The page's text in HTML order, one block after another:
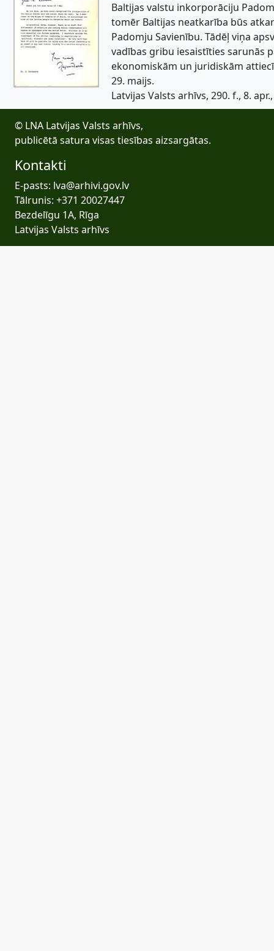
Baltijas valstu inkorporāciju
tomēr Baltijas neatkarība būs
Padomju Savienību. Tādēļ viņa
vadības gribu iesaistīties sarunās
ekonomiskām un juridiskām
29. maijs.
Latvijas Valsts arhīvs, 290. f., 8.
© LNA Latvijas Valsts arhīvs,
publicētā satura visas tiesības aizsargātas.
Kontakti
E-pasts: lva@arhivi.gov.lv
Tālrunis: +371 20027447
Bezdelīgu 1A, Rīga
Latvijas Valsts arhīvs